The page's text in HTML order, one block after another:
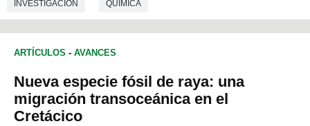
INVESTIGACIÓN QUÍMICA
ARTÍCULOS - AVANCES
Nueva especie fósil de raya: una
migración transoceánica en el
Cretácico